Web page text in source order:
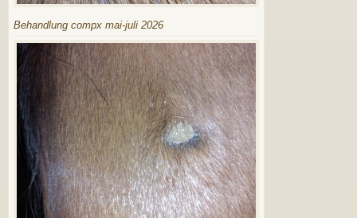
Behandlung compx mai-juli 2026